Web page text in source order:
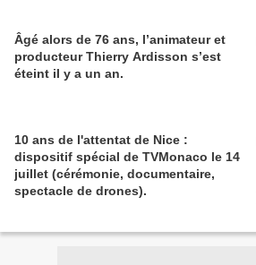
Âgé alors de 76 ans, l’animateur et
producteur Thierry Ardisson s’est
éteint il y a un an.
10 ans de l'attentat de Nice :
dispositif spécial de TVMonaco le 14
juillet (cérémonie, documentaire,
spectacle de drones).